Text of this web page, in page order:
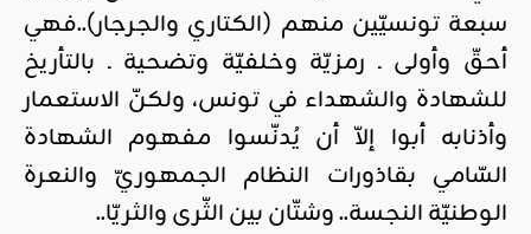
سبعة تونسيّين منهم (الكتاري والجرجار)..فهي
أحقّ وأولى ـ رمزيّة وخلفيّة وتضحية ـ بالتأريخ
للشهادة والشهداء في تونس، ولكنّ الاستعمار
وأذنابه أبوا إلاّ أن يُدنّسوا مفهوم الشهادة
السّامي بقاذورات النظام الجمهوريّ والنعرة
الوطنيّة النجسة.. وشتّان بين الثّرى والثريّا..